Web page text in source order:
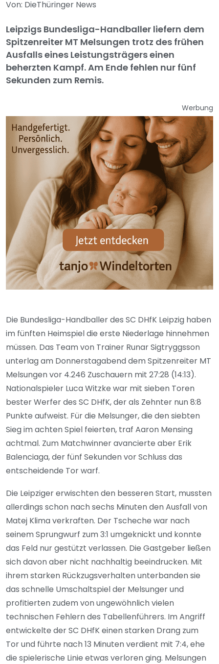
Von: DieThüringer News
Leipzigs Bundesliga-Handballer liefern dem
Spitzenreiter MT Melsungen trotz des frühen
Ausfalls eines Leistungsträgers einen
beherzten Kampf. Am Ende fehlen nur fünf
Sekunden zum Remis.
Werbung
Die Bundesliga-Handballer des SC DHfK Leipzig haben
im fünften Heimspiel die erste Niederlage hinnehmen
müssen. Das Team von Trainer Runar Sigtryggsson
unterlag am Donnerstagabend dem Spitzenreiter MT
Melsungen vor 4.246 Zuschauern mit 27:28 (14:13).
Nationalspieler Luca Witzke war mit sieben Toren
bester Werfer des SC DHfK, der als Zehnter nun 8:8
Punkte aufweist. Für die Melsunger, die den siebten
Sieg im achten Spiel feierten, traf Aaron Mensing
achtmal. Zum Matchwinner avancierte aber Erik
Balenciaga, der fünf Sekunden vor Schluss das
entscheidende Tor warf.
Die Leipziger erwischten den besseren Start, mussten
allerdings schon nach sechs Minuten den Ausfall von
Matej Klima verkraften. Der Tscheche war nach
seinem Sprungwurf zum 3:1 umgeknickt und konnte
das Feld nur gestützt verlassen. Die Gastgeber ließen
sich davon aber nicht nachhaltig beeindrucken. Mit
ihrem starken Rückzugsverhalten unterbanden sie
das schnelle Umschaltspiel der Melsunger und
profitierten zudem von ungewöhnlich vielen
technischen Fehlern des Tabellenführers. Im Angriff
entwickelte der SC DHfK einen starken Drang zum
Tor und führte nach 13 Minuten verdient mit 7:4, ehe
die spielerische Linie etwas verloren ging. Melsungen